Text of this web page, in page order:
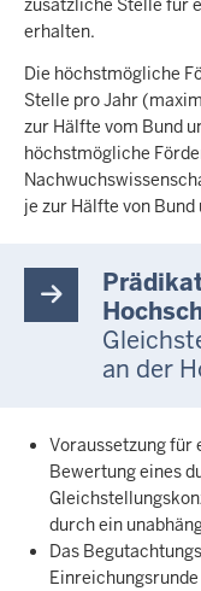
zusätzliche Stelle für
erhalten.
Die höchstmögliche
Stelle pro Jahr
zur Hälfte vom Bund
höchstmögliche
je zur Hälfte von
an der
Voraussetzung für
Bewertung eines
durch ein
Das